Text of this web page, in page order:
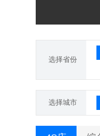
选择省份
选择城市